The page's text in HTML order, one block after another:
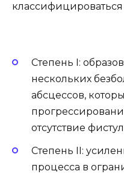
Степень I:
нескольких
абсцессов,
отсутствие
Степень II:
процесса в